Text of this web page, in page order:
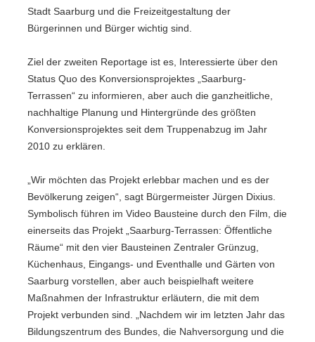
Stadt Saarburg und die Freizeitgestaltung der
Bürgerinnen und Bürger wichtig sind.
Ziel der zweiten Reportage ist es, Interessierte über den
Status Quo des Konversionsprojektes „Saarburg-
Terrassen“ zu informieren, aber auch die ganzheitliche,
nachhaltige Planung und Hintergründe des größten
Konversionsprojektes seit dem Truppenabzug im Jahr
2010 zu erklären.
„Wir möchten das Projekt erlebbar machen und es der
Bevölkerung zeigen“, sagt Bürgermeister Jürgen Dixius.
Symbolisch führen im Video Bausteine durch den Film, die
einerseits das Projekt „Saarburg-Terrassen: Öffentliche
Räume“ mit den vier Bausteinen Zentraler Grünzug,
Küchenhaus, Eingangs- und Eventhalle und Gärten von
Saarburg vorstellen, aber auch beispielhaft weitere
Maßnahmen der Infrastruktur erläutern, die mit dem
Projekt verbunden sind. „Nachdem wir im letzten Jahr das
Bildungszentrum des Bundes, die Nahversorgung und die